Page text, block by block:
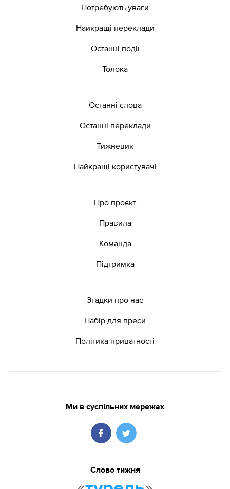
Потребують уваги
Найкращі переклади
Останні події
Толока
Останні слова
Останні переклади
Тижневик
Найкращі користувачі
Про проєкт
Правила
Команда
Підтримка
Згадки про нас
Набір для преси
Політика приватності
Ми в суспільних мережах
Слово тижня